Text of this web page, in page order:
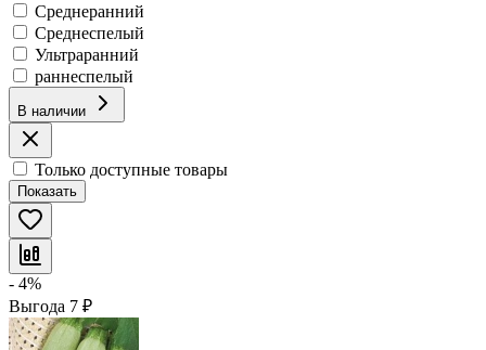
Среднеранний
Среднеспелый
Ультраранний
раннеспелый
В наличии
Только доступные товары
Показать
- 4%
Выгода 7 ₽